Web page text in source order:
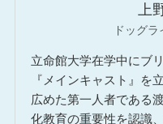
ドッグ
立命館大学在学中にブ
『メインキャスト』を
広めた第一人者である
化教育の重要性を認識